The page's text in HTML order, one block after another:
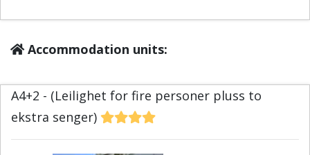
Accommodation units:
A4+2 - (Leilighet for fire personer pluss to
ekstra senger)